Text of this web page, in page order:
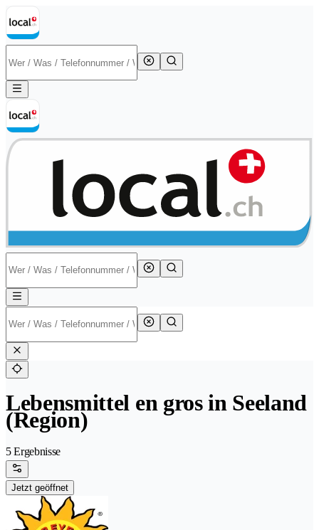
Lebensmittel en gros in Seeland
(Region)
5 Ergebnisse
Jetzt geöffnet